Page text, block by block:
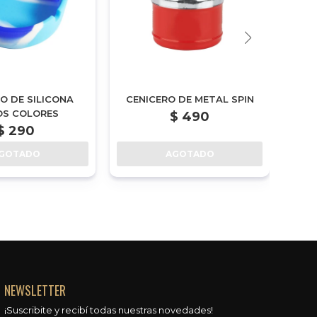
DE SILICONA
COLORES
290
CENICERO DE METAL SPIN
$ 490
AGOTADO
NEWSLETTER
¡Suscribite y recibí todas nuestras novedades!